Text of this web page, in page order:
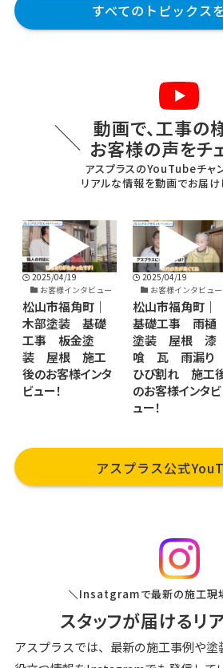
すべてのトピックス
動画で、工事の
お客様の声をチ
アスプラスのYouTubeチャ
リアルな情報を動画でお届け
2025/04/19
お客様インタビュー
松山市福角町｜
基礎工事 雨樋
塗装 屋根 漆
喰 瓦 雨漏り
ひび割れ 施工後
のお客様インタビ
2025/04/16
お客様インタビュー
松山市堀江町｜
外壁塗装・屋根塗
装・車庫塗装・ウ
ドデッキ塗装 施
工後のお客様イ
タビュー！
アスプラス公式
Insatgramで最新の施⼯現
スタッフが届けるリ
アスプラスでは、最新の施⼯事例や